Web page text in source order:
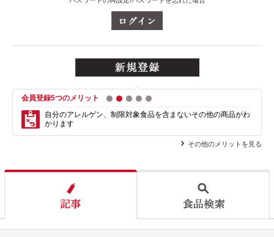
会員登録5つのメリット 1 2 3 4
自分のアレルゲン、制限対象食品を含まないその他の商品がわ
かります
その他のメリットを見る